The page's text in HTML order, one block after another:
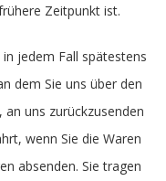
Zeitpunkt ist.
jedem Fall spätestens
dem Sie uns über den
uns zurückzusenden
wenn Sie die Waren
absenden. Sie tragen